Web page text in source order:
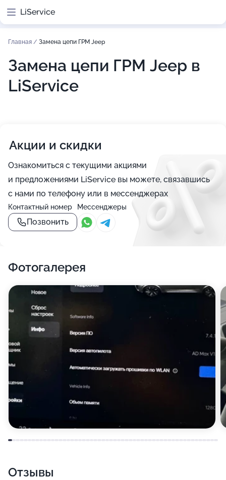
LiService
Главная / Замена цепи ГРМ Jeep
Замена цепи ГРМ Jeep в
LiService
Акции и скидки
Ознакомиться с текущими акциями
и предложениями LiService вы можете, связавшись
с нами по телефону или в мессенджерах
Контактный номер
Позвонить
Мессенджеры
Фотогалерея
Отзывы